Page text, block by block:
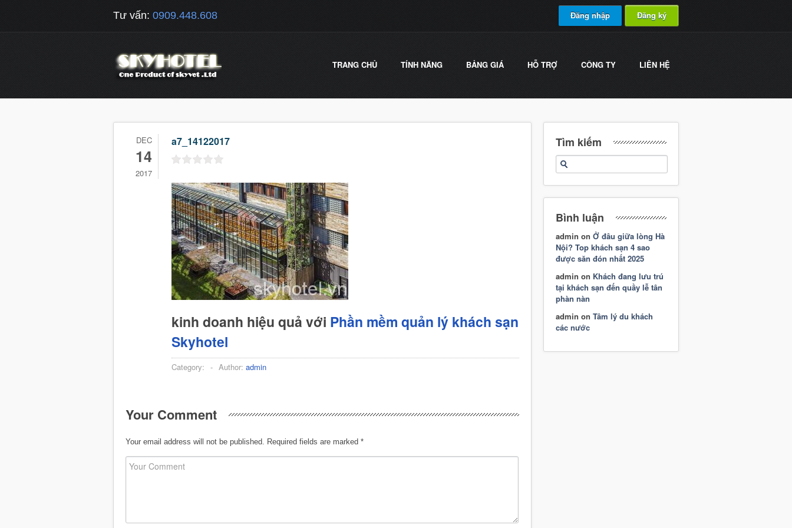
Tư vấn: 0909.448.608 Đăng nhập Đăng ký
TRANG CHỦ TÍNH NĂNG BẢNG GIÁ HỖ TRỢ CÔNG TY LIÊN HỆ
DEC
14
2017
a7_14122017
kinh doanh hiệu quả với Phần mềm quản lý khách sạn
Skyhotel
Category: - Author: admin
Your Comment
Your email address will not be published. Required fields are marked *
Tìm kiếm
Bình luận
admin on Ở đâu giữa lòng Hà
Nội? Top khách sạn 4 sao
được săn đón nhất 2025
admin on Khách đang lưu trú
tại khách sạn đến quầy lễ tân
phàn nàn
admin on Tâm lý du khách
các nước